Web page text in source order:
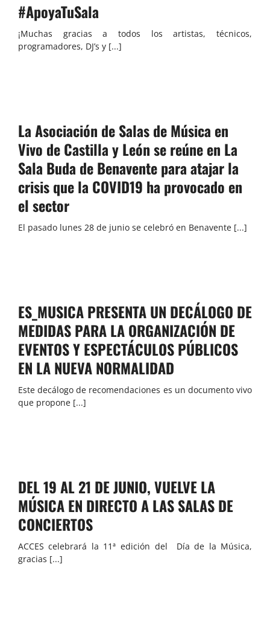
#ApoyaTuSala
¡Muchas gracias a todos los artistas, técnicos,
programadores, DJ’s y [...]
La Asociación de Salas de Música en
Vivo de Castilla y León se reúne en La
Sala Buda de Benavente para atajar la
crisis que la COVID19 ha provocado en
el sector
El pasado lunes 28 de junio se celebró en Benavente [...]
ES_MUSICA PRESENTA UN DECÁLOGO DE
MEDIDAS PARA LA ORGANIZACIÓN DE
EVENTOS Y ESPECTÁCULOS PÚBLICOS
EN LA NUEVA NORMALIDAD
Este decálogo de recomendaciones es un documento vivo
que propone [...]
DEL 19 AL 21 DE JUNIO, VUELVE LA
MÚSICA EN DIRECTO A LAS SALAS DE
CONCIERTOS
ACCES celebrará la 11ª edición del Día de la Música,
gracias [...]